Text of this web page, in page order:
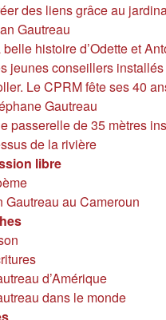
des liens grâce au
Gautreau
belle histoire d’Odette et
jeunes conseillers installés
Le CPRM fête ses 40
Gautreau
passerelle de 35 mètres
de la rivière
libre
Gautreau au Cameroun
d’Amérique
dans le monde